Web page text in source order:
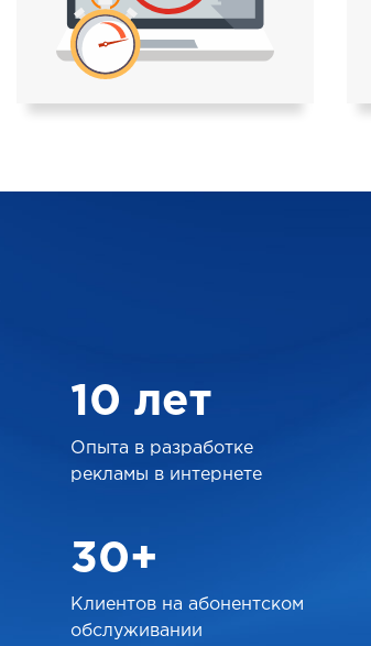
10 лет
Опыта в разработке
рекламы в интернете
30+
Клиентов на абонентском
обслуживании